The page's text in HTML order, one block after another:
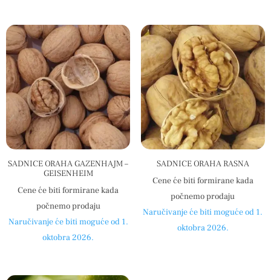
SADNICE ORAHA GAZENHAJM –
GEISENHEIM
Cene će biti formirane kada
počnemo prodaju
Naručivanje će biti moguće od 1.
oktobra 2026.
SADNICE ORAHA RASNA
Cene će biti formirane kada
počnemo prodaju
Naručivanje će biti moguće od 1.
oktobra 2026.